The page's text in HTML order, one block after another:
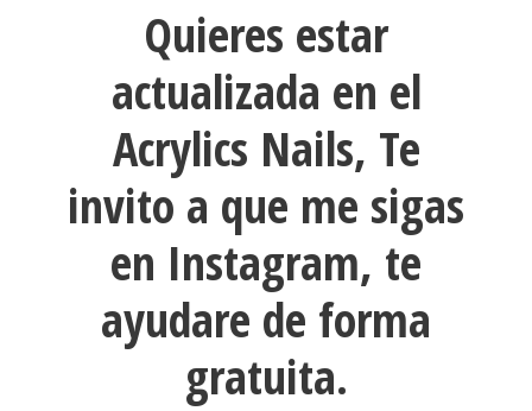
Quieres estar
actualizada en el
Acrylics Nails, Te
invito a que me sigas
en Instagram, te
ayudare de forma
gratuita.